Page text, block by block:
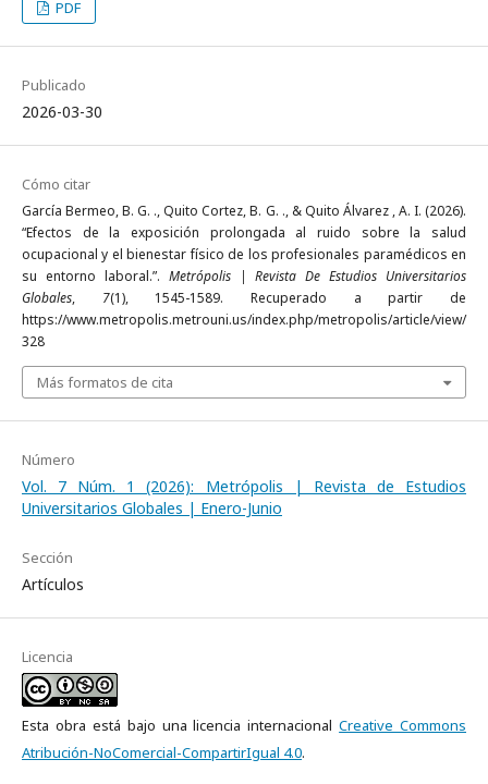
PDF
Publicado
2026-03-30
Cómo citar
García Bermeo, B. G. ., Quito Cortez, B. G. ., & Quito Álvarez , A. I. (2026).
“Efectos de la exposición prolongada al ruido sobre la salud
ocupacional y el bienestar físico de los profesionales paramédicos en
su entorno laboral.”. Metrópolis | Revista De Estudios Universitarios
Globales, 7(1), 1545-1589. Recuperado a partir de
https://www.metropolis.metrouni.us/index.php/metropolis/article/view/
328
Más formatos de cita
Número
Vol. 7 Núm. 1 (2026): Metrópolis | Revista de Estudios
Universitarios Globales | Enero-Junio
Sección
Artículos
Licencia
Esta obra está bajo una licencia internacionalCreative Commons
Atribución-NoComercial-CompartirIgual 4.0.